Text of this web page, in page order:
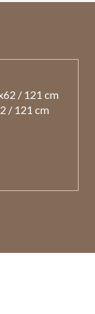
/ 121 cm
/ 121 cm